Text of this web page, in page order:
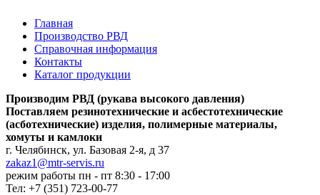
Главная
Производство РВД
Справочная информация
Контакты
Каталог продукции
Производим РВД (рукава высокого давления)
Поставляем резинотехнические и асбестотехнические
(асботехнические) изделия, полимерные материалы,
хомуты и камлоки
г. Челябинск, ул. Базовая 2-я, д 37
zakaz1@mtr-servis.ru
режим работы пн - пт 8:30 - 17:00
Тел: +7 (351) 723-00-77